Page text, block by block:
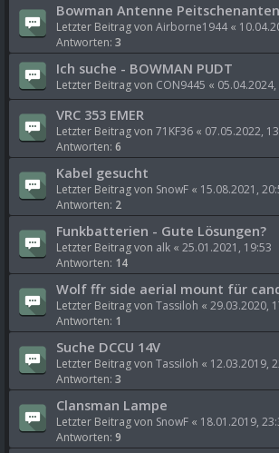
Bowman Antenne
Letzter Beitrag von Airborne1944 «
Antworten: 3
Ich suche - BOWMAN PUDT
Letzter Beitrag von CON9445 «
VRC 353 EMER
Letzter Beitrag von 71KF36 « 07.05.2022,
Antworten: 6
Kabel gesucht
Letzter Beitrag von SnowF « 15.08.2021,
Antworten: 2
Funkbatterien - Gute Lösungen?
Letzter Beitrag von alk « 25.01.2021, 19:53
Antworten: 14
Wolf ffr side aerial mount für
Letzter Beitrag von Tassiloh « 29.03.2020,
Antworten: 1
Suche DCCU 14V
Letzter Beitrag von Tassiloh « 12.03.2019,
Antworten: 3
Clansman Lampe
Letzter Beitrag von SnowF « 18.01.2019,
Antworten: 9